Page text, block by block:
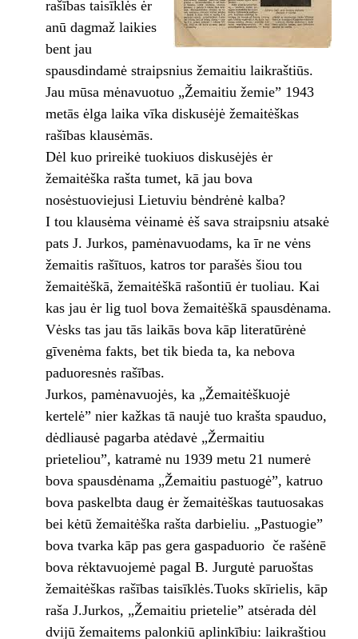
rašības taisīklės ėr
anū dagmaž laikies
bent jau
spausdindamė straipsnius žemaitiu laikraštiūs.
Jau mūsa mėnavuotuo „Žemaitiu žemie” 1943
metās ėlga laika vīka diskusėjė žemaitėškas
rašības klausėmās.
Dėl kuo prireikė tuokiuos diskusėjės ėr
žemaitėška rašta tumet, kā jau bova
nosėstuoviejusi Lietuviu bėndrėnė kalba?
I tou klausėma vėinamė ėš sava straipsniu atsakė
pats J. Jurkos, pamėnavuodams, ka īr ne vėns
žemaitis rašītuos, katros tor parašės šiou tou
žemaitėškā, žemaitėškā rašontiū ėr tuoliau. Kai
kas jau ėr lig tuol bova žemaitėškā spausdėnama.
Vėsks tas jau tās laikās bova kāp literatūrėnė
gīvenėma fakts, bet tik bieda ta, ka nebova
paduoresnės rašības.
Jurkos, pamėnavuojės, ka „Žemaitėškuojė
kertelė” nier kažkas tā naujė tuo krašta spauduo,
dėdliausė pagarba atėdavė „Žermaitiu
prieteliou”, katramė nu 1939 metu 21 numerė
bova spausdėnama „Žemaitiu pastuogė”, katruo
bova paskelbta daug ėr žemaitėškas tautuosakas
bei kėtū žemaitėška rašta darbieliu. „Pastuogie”
bova tvarka kāp pas gera gaspaduorio ­ če rašėnē
bova rėktavuojemė pagal B. Jurgutė paruoštas
žemaitėškas rašības taisīklės.Tuoks skīrielis, kāp
raša J.Jurkos, „Žemaitiu prietelie” atsėrada dėl
dvijū žemaitems palonkiū aplinkībiu: laikraštiou